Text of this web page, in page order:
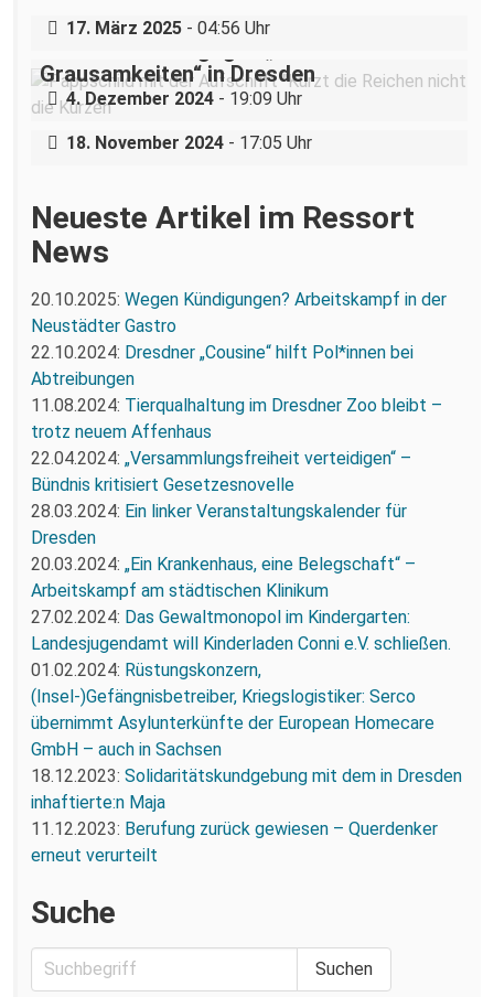
17. März 2025 - 04:56 Uhr
„Teilhabe ist nicht verhandelbar“–
Grausamkeiten“ in Dresden
4. Dezember 2024 - 19:09 Uhr
Nazigruppe sucht (und bekommt) Stress
in der Dresdner Neustadt
18. November 2024 - 17:05 Uhr
Neueste Artikel im Ressort
News
20.10.2025: Wegen Kündigungen? Arbeitskampf in der
Neustädter Gastro
22.10.2024: Dresdner „Cousine“ hilft Pol*innen bei
Abtreibungen
11.08.2024: Tierqualhaltung im Dresdner Zoo bleibt –
trotz neuem Affenhaus
22.04.2024: „Versammlungsfreiheit verteidigen“ –
Bündnis kritisiert Gesetzesnovelle
28.03.2024: Ein linker Veranstaltungskalender für
Dresden
20.03.2024: „Ein Krankenhaus, eine Belegschaft“ –
Arbeitskampf am städtischen Klinikum
27.02.2024: Das Gewaltmonopol im Kindergarten:
Landesjugendamt will Kinderladen Conni e.V. schließen.
01.02.2024: Rüstungskonzern,
(Insel-)Gefängnisbetreiber, Kriegslogistiker: Serco
übernimmt Asylunterkünfte der European Homecare
GmbH – auch in Sachsen
18.12.2023: Solidaritätskundgebung mit dem in Dresden
inhaftierte:n Maja
11.12.2023: Berufung zurück gewiesen – Querdenker
erneut verurteilt
Suche